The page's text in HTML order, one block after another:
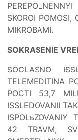
SKOROI POMOSI,
MIKROBAMI.
SOKRASENIE
SOGLASNO
TELEMEDITINA
POCTI 53,7
ISSLEDOVANII
ISPOLьZOVANIY
42 TRAVM,